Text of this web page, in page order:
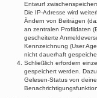
Entwurf
Die IP-Adresse wird
Ändern von Beiträgen
an zentralen Profildaten
gescheiterte
Kennzeichnung (User
nicht dauerhaft
Schließlich erfordern
gespeichert werden.
Gelesen-Status von